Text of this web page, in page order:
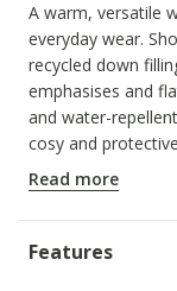
A warm, versatile
everyday wear.
recycled down
emphasises and
and water-
cosy and
ITEM CODE:
Read more
Features